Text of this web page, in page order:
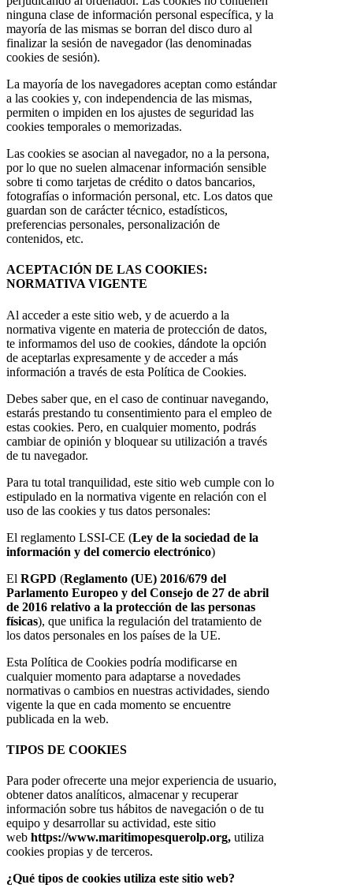
ninguna clase de información personal específica, y la
mayoría de las mismas se borran del disco duro al
finalizar la sesión de navegador (las denominadas
cookies de sesión).
La mayoría de los navegadores aceptan como estándar
a las cookies y, con independencia de las mismas,
permiten o impiden en los ajustes de seguridad las
cookies temporales o memorizadas.
Las cookies se asocian al navegador, no a la persona,
por lo que no suelen almacenar información sensible
sobre ti como tarjetas de crédito o datos bancarios,
fotografías o información personal, etc. Los datos que
guardan son de carácter técnico, estadísticos,
preferencias personales, personalización de
contenidos, etc.
ACEPTACIÓN DE LAS COOKIES:
NORMATIVA VIGENTE
Al acceder a este sitio web, y de acuerdo a la
normativa vigente en materia de protección de datos,
te informamos del uso de cookies, dándote la opción
de aceptarlas expresamente y de acceder a más
información a través de esta Política de Cookies.
Debes saber que, en el caso de continuar navegando,
estarás prestando tu consentimiento para el empleo de
estas cookies. Pero, en cualquier momento, podrás
cambiar de opinión y bloquear su utilización a través
de tu navegador.
Para tu total tranquilidad, este sitio web cumple con lo
estipulado en la normativa vigente en relación con el
uso de las cookies y tus datos personales:
El reglamento LSSI-CE (Ley de la sociedad de la
información y del comercio electrónico)
El RGPD (Reglamento (UE) 2016/679 del
Parlamento Europeo y del Consejo de 27 de abril
de 2016 relativo a la protección de las personas
físicas), que unifica la regulación del tratamiento de
los datos personales en los países de la UE.
Esta Política de Cookies podría modificarse en
cualquier momento para adaptarse a novedades
normativas o cambios en nuestras actividades, siendo
vigente la que en cada momento se encuentre
publicada en la web.
TIPOS DE COOKIES
Para poder ofrecerte una mejor experiencia de usuario,
obtener datos analíticos, almacenar y recuperar
información sobre tus hábitos de navegación o de tu
equipo y desarrollar su actividad, este sitio
web https://www.maritimopesquerolp.org, utiliza
cookies propias y de terceros.
¿Qué tipos de cookies utiliza este sitio web?